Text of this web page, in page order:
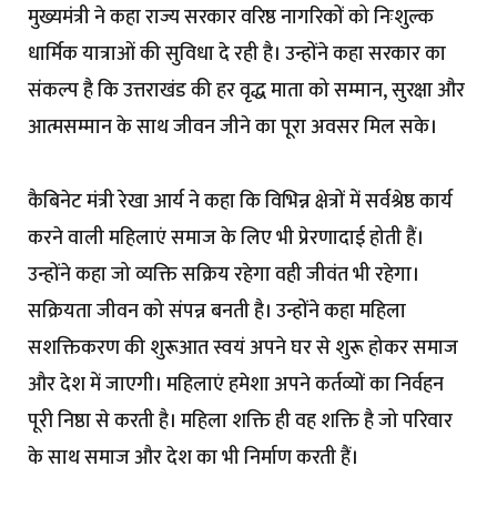
मुख्यमंत्री ने कहा राज्य सरकार वरिष्ठ नागरिकों को निःशुल्क
धार्मिक यात्राओं की सुविधा दे रही है। उन्होंने कहा सरकार का
संकल्प है कि उत्तराखंड की हर वृद्ध माता को सम्मान, सुरक्षा और
आत्मसम्मान के साथ जीवन जीने का पूरा अवसर मिल सके।
कैबिनेट मंत्री रेखा आर्य ने कहा कि विभिन्न क्षेत्रों में सर्वश्रेष्ठ कार्य
करने वाली महिलाएं समाज के लिए भी प्रेरणादाई होती हैं।
उन्होंने कहा जो व्यक्ति सक्रिय रहेगा वही जीवंत भी रहेगा।
सक्रियता जीवन को संपन्न बनती है। उन्होंने कहा महिला
सशक्तिकरण की शुरूआत स्वयं अपने घर से शुरू होकर समाज
और देश में जाएगी। महिलाएं हमेशा अपने कर्तव्यों का निर्वहन
पूरी निष्ठा से करती है। महिला शक्ति ही वह शक्ति है जो परिवार
के साथ समाज और देश का भी निर्माण करती हैं।